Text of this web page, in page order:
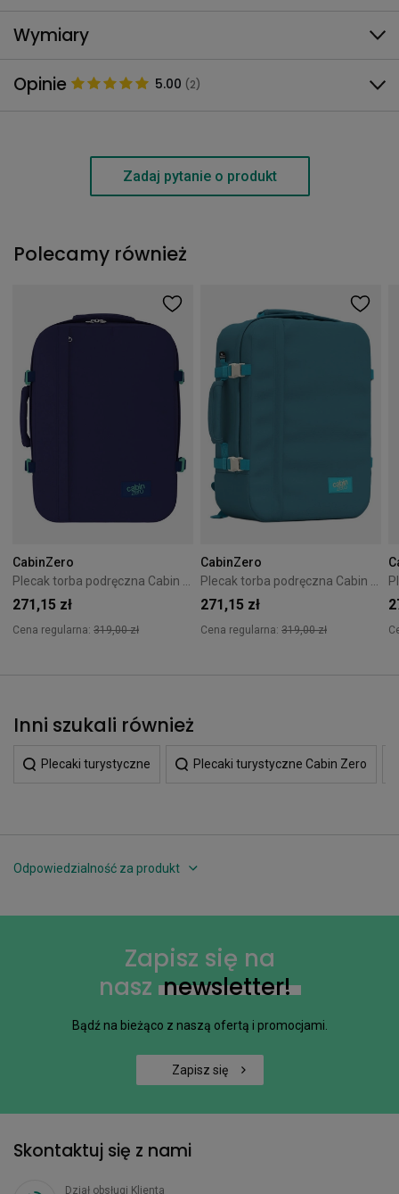
Wymiary
Opinie 5.00 (2)
Zadaj pytanie o produkt
Polecamy również
CabinZero
271,15 zł
Cena regularna: 319,00 zł
CabinZero
271,15 zł
Cena regularna: 319,00 zł
Inni szukali również
Plecaki turystyczne Plecaki turystyczne Cabin Zero
Odpowiedzialność za produkt
Zapisz się na
nasz newsletter!
Bądź na bieżąco z naszą ofertą i promocjami.
Zapisz się
Skontaktuj się z nami
Dział obsługi Klienta